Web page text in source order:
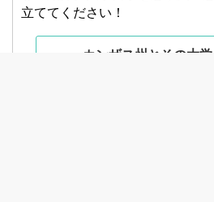
立ててください！
カンザス州とその大